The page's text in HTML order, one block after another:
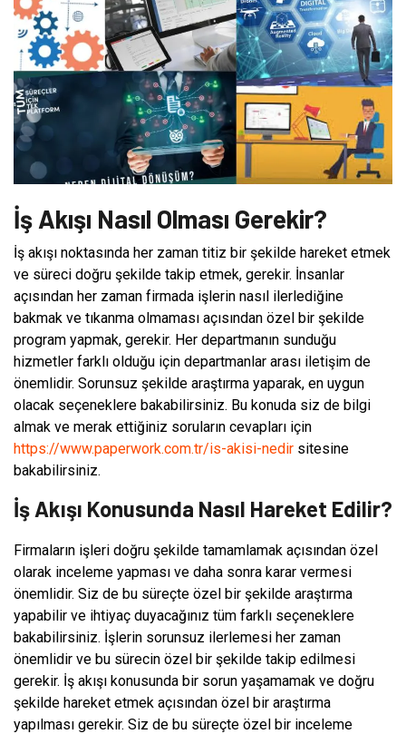
İş Akışı Nasıl Olması Gerekir?
İş akışı noktasında her zaman titiz bir şekilde hareket etmek
ve süreci doğru şekilde takip etmek, gerekir. İnsanlar
açısından her zaman firmada işlerin nasıl ilerlediğine
bakmak ve tıkanma olmaması açısından özel bir şekilde
program yapmak, gerekir. Her departmanın sunduğu
hizmetler farklı olduğu için departmanlar arası iletişim de
önemlidir. Sorunsuz şekilde araştırma yaparak, en uygun
olacak seçeneklere bakabilirsiniz. Bu konuda siz de bilgi
almak ve merak ettiğiniz soruların cevapları için
https://www.paperwork.com.tr/is-akisi-nedir sitesine
bakabilirsiniz.
İş Akışı Konusunda Nasıl Hareket Edilir?
Firmaların işleri doğru şekilde tamamlamak açısından özel
olarak inceleme yapması ve daha sonra karar vermesi
önemlidir. Siz de bu süreçte özel bir şekilde araştırma
yapabilir ve ihtiyaç duyacağınız tüm farklı seçeneklere
bakabilirsiniz. İşlerin sorunsuz ilerlemesi her zaman
önemlidir ve bu sürecin özel bir şekilde takip edilmesi
gerekir. İş akışı konusunda bir sorun yaşamamak ve doğru
şekilde hareket etmek açısından özel bir araştırma
yapılması gerekir. Siz de bu süreçte özel bir inceleme